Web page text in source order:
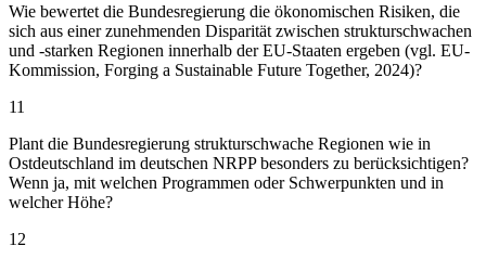
Wie bewertet die Bundesregierung die ökonomischen Risiken, die
sich aus einer zunehmenden Disparität zwischen strukturschwachen
und -starken Regionen innerhalb der EU-Staaten ergeben (vgl. EU-
Kommission, Forging a Sustainable Future Together, 2024)?
11
Plant die Bundesregierung strukturschwache Regionen wie in
Ostdeutschland im deutschen NRPP besonders zu berücksichtigen?
Wenn ja, mit welchen Programmen oder Schwerpunkten und in
welcher Höhe?
12